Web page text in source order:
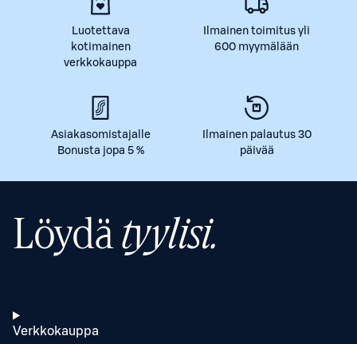
Luotettava
kotimainen
verkkokauppa
Ilmainen toimitus yli
600 myymälään
Asiakasomistajalle
Bonusta jopa 5 %
Ilmainen palautus 30
päivää
Löydä tyylisi.
Verkkokauppa